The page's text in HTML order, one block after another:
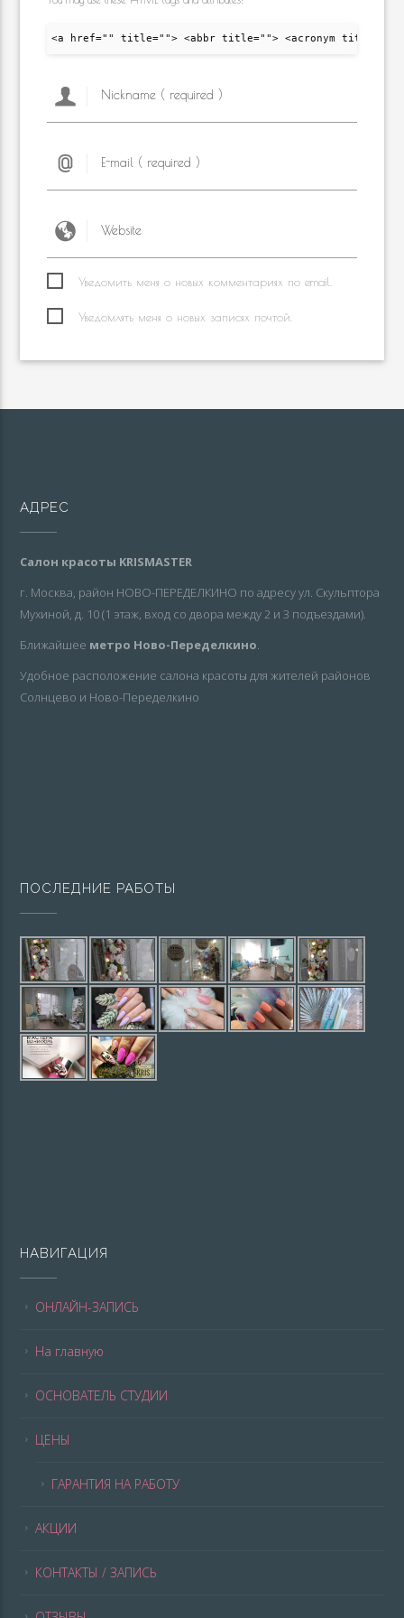
<a href="" title=""> <abbr title=""> <acronym title="">
Уведомить меня о новых комментариях по email.
Уведомлять меня о новых записях почтой.
АДРЕС
Салон красоты KRISMASTER
г. Москва, район НОВО-ПЕРЕДЕЛКИНО по адресу ул. Скульптора
Мухиной, д. 10 (1 этаж, вход со двора между 2 и 3 подъездами).
Ближайшее метро Ново-Переделкино.
Удобное расположение салона красоты для жителей районов
Солнцево и Ново-Переделкино
ПОСЛЕДНИЕ РАБОТЫ
НАВИГАЦИЯ
ОНЛАЙН-ЗАПИСЬ
На главную
ОСНОВАТЕЛЬ СТУДИИ
ЦЕНЫ
ГАРАНТИЯ НА РАБОТУ
АКЦИИ
КОНТАКТЫ / ЗАПИСЬ